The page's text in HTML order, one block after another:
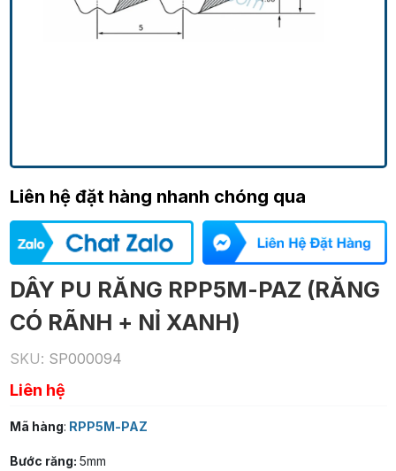
Liên hệ đặt hàng nhanh chóng qua
DÂY PU RĂNG RPP5M-PAZ (RĂNG
CÓ RÃNH + NỈ XANH)
SKU: SP000094
Liên hệ
Mã hàng: RPP5M-PAZ
Bước răng: 5mm